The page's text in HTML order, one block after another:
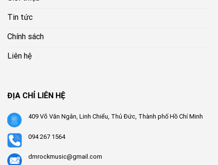
Tin tức
Chính sách
Liên hệ
ĐỊA CHỈ LIÊN HỆ
409 Võ Văn Ngân, Linh Chiểu, Thủ Đức, Thành phố Hồ Chí Minh
094 267 1564
dmrockmusic@gmail.com